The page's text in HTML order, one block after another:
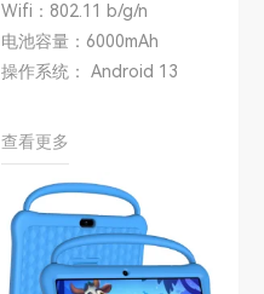
Wifi：802.11 b/g/n
电池容量：6000mAh
操作系统： Android 13
查看更多